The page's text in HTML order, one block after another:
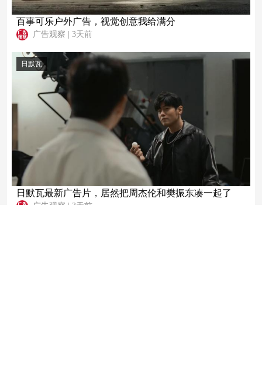
百事可乐户外广告，视觉创意我给满分
广告观察 | 3天前
日默瓦
日默瓦最新广告片，居然把周杰伦和樊振东凑一起了
广告观察 | 3天前